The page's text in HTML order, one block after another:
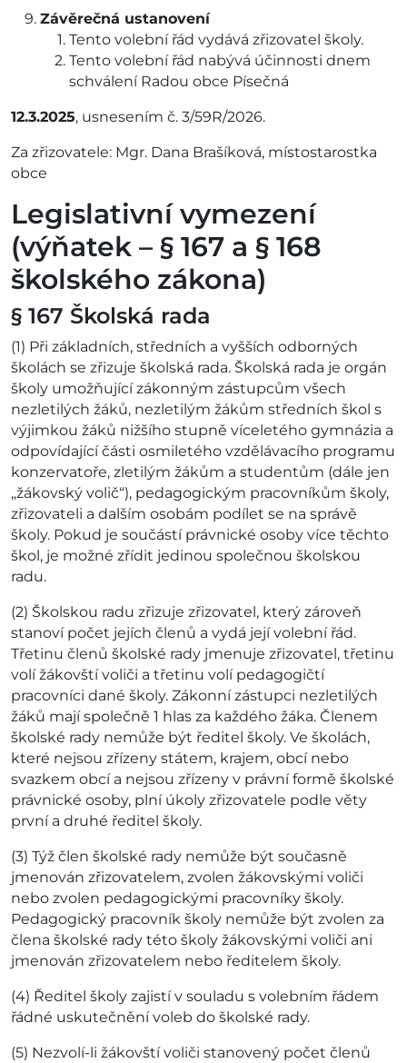
Závěrečná ustanovení
Tento volební řád vydává zřizovatel školy.
Tento volební řád nabývá účinnosti dnem
schválení Radou obce Písečná
12.3.2025, usnesením č. 3/59R/2026.
Za zřizovatele: Mgr. Dana Brašíková, místostarostka
obce
Legislativní vymezení
(výňatek – § 167 a § 168
školského zákona)
§ 167 Školská rada
(1) Při základních, středních a vyšších odborných
školách se zřizuje školská rada. Školská rada je orgán
školy umožňující zákonným zástupcům všech
nezletilých žáků, nezletilým žákům středních škol s
výjimkou žáků nižšího stupně víceletého gymnázia a
odpovídající části osmiletého vzdělávacího programu
konzervatoře, zletilým žákům a studentům (dále jen
„žákovský volič“), pedagogickým pracovníkům školy,
zřizovateli a dalším osobám podílet se na správě
školy. Pokud je součástí právnické osoby více těchto
škol, je možné zřídit jedinou společnou školskou
radu.
(2) Školskou radu zřizuje zřizovatel, který zároveň
stanoví počet jejích členů a vydá její volební řád.
Třetinu členů školské rady jmenuje zřizovatel, třetinu
volí žákovští voliči a třetinu volí pedagogičtí
pracovníci dané školy. Zákonní zástupci nezletilých
žáků mají společně 1 hlas za každého žáka. Členem
školské rady nemůže být ředitel školy. Ve školách,
které nejsou zřízeny státem, krajem, obcí nebo
svazkem obcí a nejsou zřízeny v právní formě školské
právnické osoby, plní úkoly zřizovatele podle věty
první a druhé ředitel školy.
(3) Týž člen školské rady nemůže být současně
jmenován zřizovatelem, zvolen žákovskými voliči
nebo zvolen pedagogickými pracovníky školy.
Pedagogický pracovník školy nemůže být zvolen za
člena školské rady této školy žákovskými voliči ani
jmenován zřizovatelem nebo ředitelem školy.
(4) Ředitel školy zajistí v souladu s volebním řádem
řádné uskutečnění voleb do školské rady.
(5) Nezvolí-li žákovští voliči stanovený počet členů